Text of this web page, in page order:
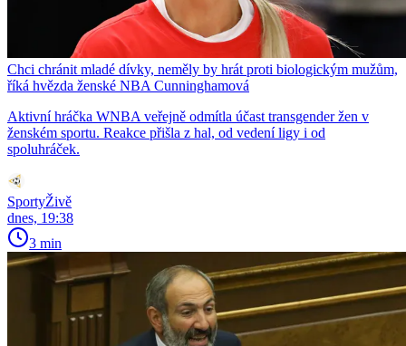
Chci chránit mladé dívky, neměly by hrát proti biologickým mužům,
říká hvězda ženské NBA Cunninghamová
Aktivní hráčka WNBA veřejně odmítla účast transgender žen v
ženském sportu. Reakce přišla z hal, od vedení ligy i od
spoluhráček.
SportyŽivě
dnes, 19:38
3 min